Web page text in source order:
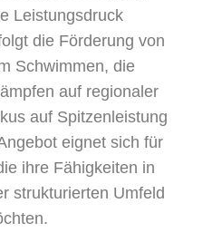
Leistungsdruck
die Förderung von
Schwimmen, die
auf regionaler
auf Spitzenleistung
eignet sich für
ihre Fähigkeiten in
strukturierten Umfeld